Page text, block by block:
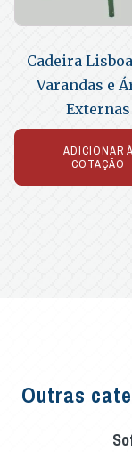
Cadeira
Varandas e
Externas
ADICIONAR À
COTAÇÃO
Outras